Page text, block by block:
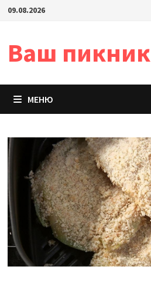
Перейти
09.08.2026
Ваш пикник
МЕНЮ